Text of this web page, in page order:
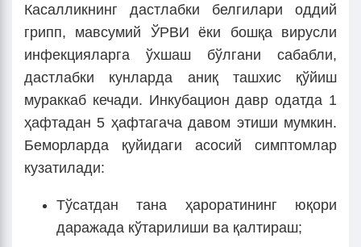
Касалликнинг дастлабки белгилари оддий
грипп, мавсумий ЎРВИ ёки бошқа вирусли
инфекцияларга ўхшаш бўлгани сабабли,
дастлабки кунларда аниқ ташхис қўйиш
мураккаб кечади. Инкубацион давр одатда 1
ҳафтадан 5 ҳафтагача давом этиши мумкин.
Беморларда қуйидаги асосий симптомлар
кузатилади:
Тўсатдан тана ҳароратининг юқори
даражада кўтарилиши ва қалтираш;